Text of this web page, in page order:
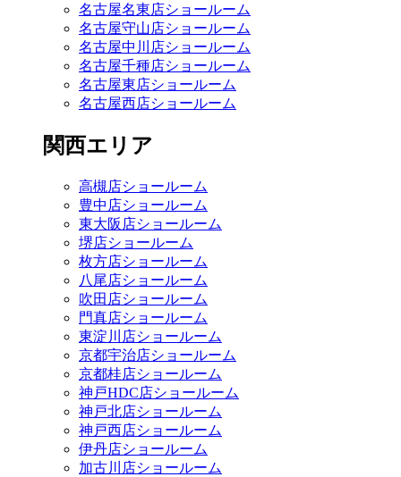
名古屋名東店ショールーム
名古屋守山店ショールーム
名古屋中川店ショールーム
名古屋千種店ショールーム
名古屋東店ショールーム
名古屋西店ショールーム
関西エリア
高槻店ショールーム
豊中店ショールーム
東大阪店ショールーム
堺店ショールーム
枚方店ショールーム
八尾店ショールーム
吹田店ショールーム
門真店ショールーム
東淀川店ショールーム
京都宇治店ショールーム
京都桂店ショールーム
神戸HDC店ショールーム
神戸北店ショールーム
神戸西店ショールーム
伊丹店ショールーム
加古川店ショールーム